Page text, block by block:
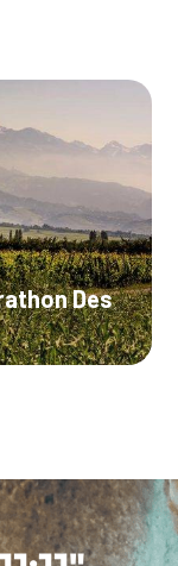
Des